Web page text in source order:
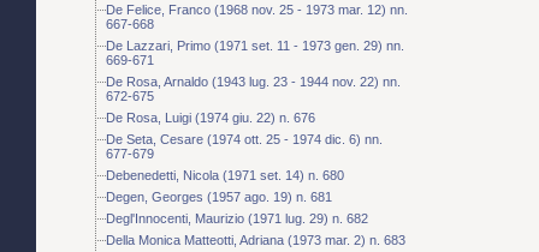
De Felice, Franco (1968 nov. 25 - 1973 mar. 12) nn.
667-668
De Lazzari, Primo (1971 set. 11 - 1973 gen. 29) nn.
669-671
De Rosa, Arnaldo (1943 lug. 23 - 1944 nov. 22) nn.
672-675
De Rosa, Luigi (1974 giu. 22) n. 676
De Seta, Cesare (1974 ott. 25 - 1974 dic. 6) nn.
677-679
Debenedetti, Nicola (1971 set. 14) n. 680
Degen, Georges (1957 ago. 19) n. 681
Degl'Innocenti, Maurizio (1971 lug. 29) n. 682
Della Monica Matteotti, Adriana (1973 mar. 2) n. 683